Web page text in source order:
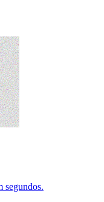
segundos.